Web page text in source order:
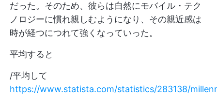
だった。そのため、彼らは自然にモバイル・テク
ノロジーに慣れ親しむようになり、その親近感は
時が経つにつれて強くなっていった。
平均すると
/平均して
https://www.statista.com/statistics/283138/